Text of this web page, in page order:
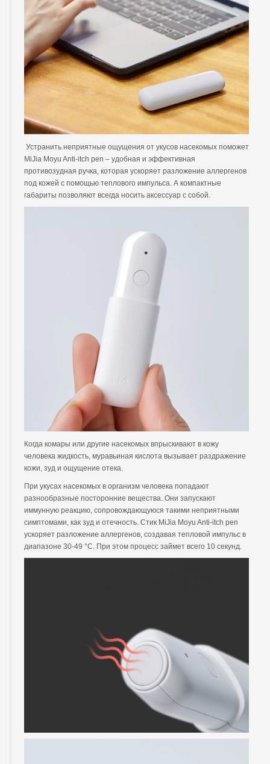
Устранить неприятные ощущения от укусов насекомых поможет
MiJia Moyu Anti-itch pen – удобная и эффективная
противозудная ручка, которая ускоряет разложение аллергенов
под кожей с помощью теплового импульса. А компактные
габариты позволяют всегда носить аксессуар с собой.
Когда комары или другие насекомых впрыскивают в кожу
человека жидкость, муравьиная кислота вызывает раздражение
кожи, зуд и ощущение отека.
При укусах насекомых в организм человека попадают
разнообразные посторонние вещества. Они запускают
иммунную реакцию, сопровождающуюся такими неприятными
симптомами, как зуд и отечность. Стик MiJia Moyu Anti-itch pen
ускоряет разложение аллергенов, создавая тепловой импульс в
диапазоне 30-49 °C. При этом процесс займет всего 10 секунд.